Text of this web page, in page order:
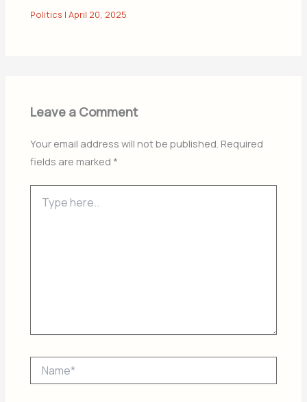
Politics |April 20, 2025
Leave a Comment
Your email address will not be published. Required
fields are marked *
here..